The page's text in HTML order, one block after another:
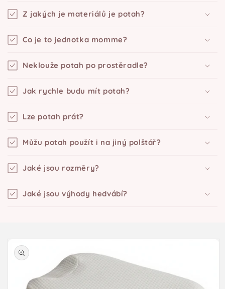
Z jakých je materiálů je potah?
Co je to jednotka momme?
Neklouže potah po prostěradle?
Jak rychle budu mít potah?
Lze potah prát?
Můžu potah použít i na jiný polštář?
Jaké jsou rozměry?
Jaké jsou výhody hedvábí?
informace
o
produktu